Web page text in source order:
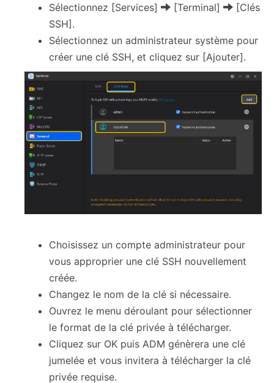
Sélectionnez [Services] [Terminal]
[Clés
SSH].
Sélectionnez un administrateur système pour
créer une clé SSH, et cliquez sur [Ajouter].
Choisissez un compte administrateur pour
vous approprier une clé SSH nouvellement
créée.
Changez le nom de la clé si nécessaire.
Ouvrez le menu déroulant pour sélectionner
le format de la clé privée à télécharger.
Cliquez sur OK puis ADM génèrera une clé
jumelée et vous invitera à télécharger la clé
privée requise.